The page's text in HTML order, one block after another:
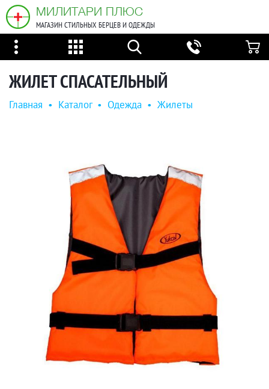
МИЛИТАРИ ПЛЮС
МАГАЗИН СТИЛЬНЫХ БЕРЦЕВ И ОДЕЖДЫ
ЖИЛЕТ СПАСАТЕЛЬНЫЙ
Главная • Каталог • Одежда • Жилеты